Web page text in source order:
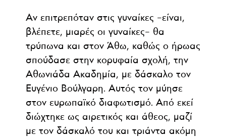
Αν επιτρεπόταν στις γυναίκες –είναι,
βλέπετε, μιαρές οι γυναίκες– θα
τρύπωνα και στον Άθω, καθώς ο ήρωας
σπούδασε στην κορυφαία σχολή, την
Αθωνιάδα Ακαδημία, με δάσκαλο τον
Ευγένιο Βούλγαρη. Αυτός τον μύησε
στον ευρωπαϊκό διαφωτισμό. Από εκεί
διώχτηκε ως αιρετικός και άθεος, μαζί
με τον δάσκαλό του και τριάντα ακόμη